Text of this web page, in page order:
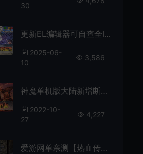
30
更新EL编辑器可自查全ID_亲测【笑傲江湖OL256】超改帝魂单机版 三十阶强力装备 单人副本 40级开始跳过新手期 GM物品后台 虚拟机一键端亲测视频安装教学
2025-06-
10
3,586
神魔单机版大陆新增断罪者职业完整任务商城无限叶子币网游单机版虚拟机一键端
2022-10-
27
4,227
爱游网单亲测【热血传奇】单机版怀旧三职业1.80智能AI假人解压即用单人单机免虚拟机一键端